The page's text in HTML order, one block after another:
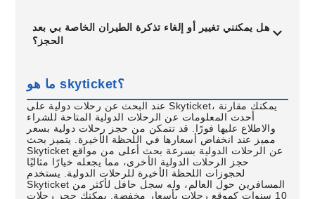
هل يمكنني تغيير أو إلغاء تذكرة الطيران الخاصة بي بعد
الحجز؟
ما هو skyticket؟
عند البحث عن رحلات دولية على Skyticket، يمكنك مقارنة
أحدث المعلومات عن الرحلات الدولية المتاحة للشراء
والاطلاع عليها فورًا. قد تتمكن من حجز رحلات دولية بسعر
مميز عند انخفاض أسعارها في اللحظة الأخيرة. يتميز بحث
Skyticket عن الرحلات الدولية بسرعة بحث أعلى من مواقع
حجز الرحلات الدولية الأخرى، مما يجعله خيارًا مثاليًا
لحجوزات اللحظة الأخيرة للرحلات الدولية. يستخدم
Skyticket المسافرين حول العالم، وله سجل حافل لأكثر من
10 سنوات كموقع رحلات بأسعار مخفضة. يمكنك حجز رحلات